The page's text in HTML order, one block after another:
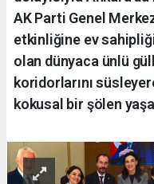
AK Parti Genel
etkinliğine ev
olan dünyaca ünlü
koridorlarını
kokusal bir şölen